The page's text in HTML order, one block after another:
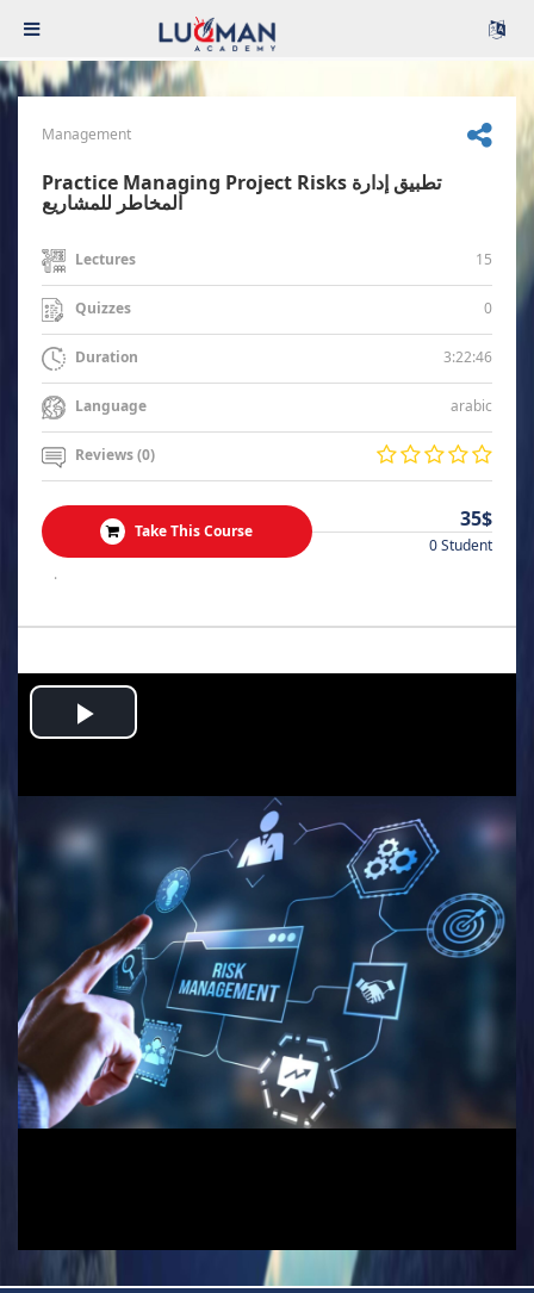
Management
Practice Managing Project Risks تطبيق إدارة
المخاطر للمشاريع
Lectures 15
Quizzes 0
Duration 3:22:46
Language arabic
Reviews (0)
Take This Course 35$
0 Student
.
Play
Video